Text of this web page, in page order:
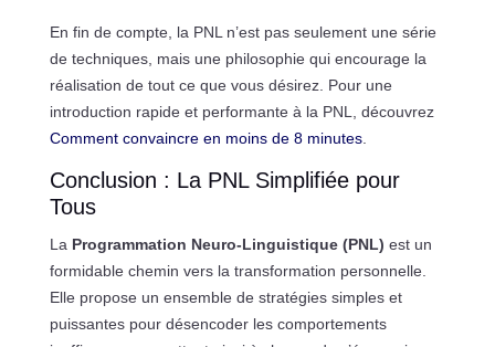
En fin de compte, la PNL n’est pas seulement une série
de techniques, mais une philosophie qui encourage la
réalisation de tout ce que vous désirez. Pour une
introduction rapide et performante à la PNL, découvrez
Comment convaincre en moins de 8 minutes.
Conclusion : La PNL Simplifiée pour
Tous
La Programmation Neuro-Linguistique (PNL) est un
formidable chemin vers la transformation personnelle.
Elle propose un ensemble de stratégies simples et
puissantes pour désencoder les comportements